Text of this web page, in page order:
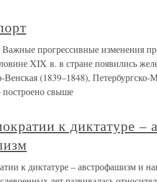
Важные прогрессивные изменения
XIX в. в стране появились
Венская (1839–1848),
свыше
к диктатуре
к диктатуре – австрофашизм и